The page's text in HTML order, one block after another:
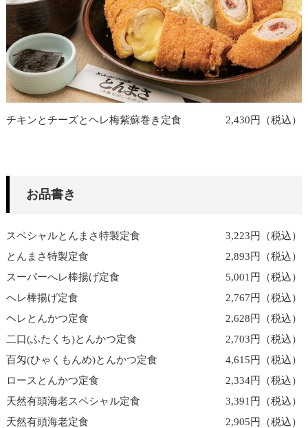
チキンとチーズとヘレ梅紫蘇巻き定食 2,430円（税込）
お品書き
スペシャルとんまさ特製定食
3,223円（税込）
とんまさ特製定食
2,893円（税込）
スーパーへレ棒揚げ定食
5,001円（税込）
へレ棒揚げ定食
2,767円（税込）
ヘレとんかつ定食
2,628円（税込）
二口(ふたくち)とんかつ定食
2,703円（税込）
百匁(ひゃくもんめ)とんかつ定食
4,615円（税込）
ロースとんかつ定食
2,334円（税込）
天然有頭海老スペシャル定食
3,391円（税込）
天然有頭海老定食
2,905円（税込）